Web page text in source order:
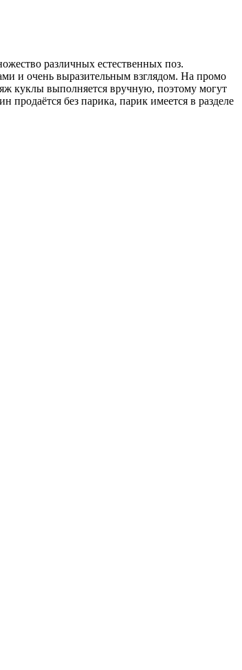
различных естественных поз.
и очень выразительным взглядом. На промо
куклы выполняется вручную, поэтому могут
без парика, парик имеется в разделе